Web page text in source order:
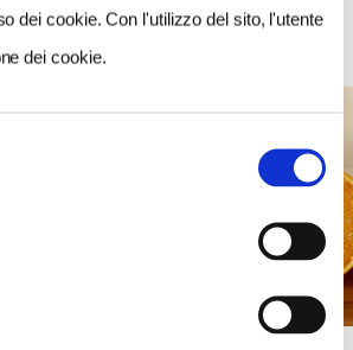
dei cookie. Con l'utilizzo del sito, l'utente
dei cookie.